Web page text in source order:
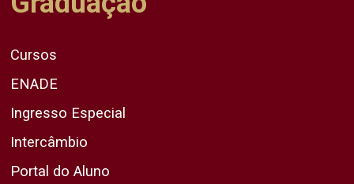
Cursos
ENADE
Ingresso Especial
Intercâmbio
Portal do Aluno